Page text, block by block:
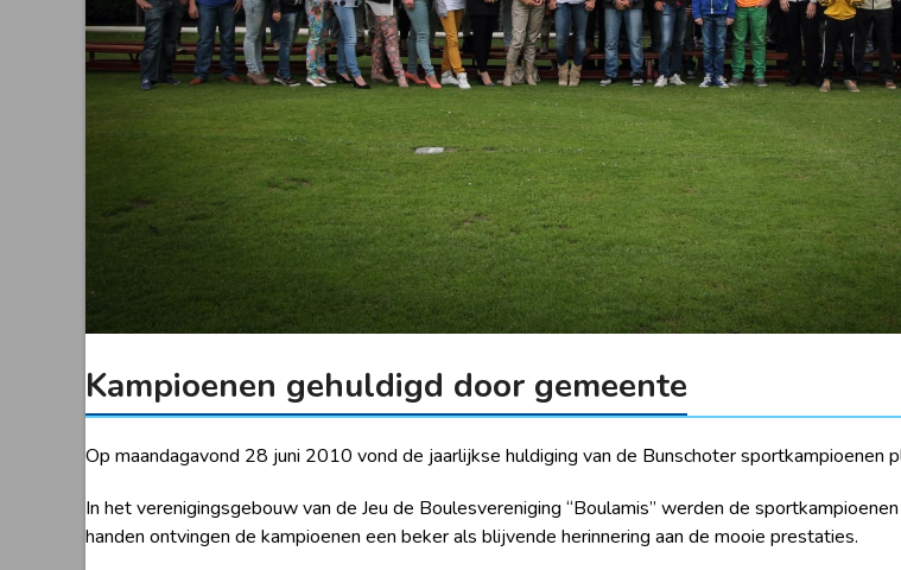
Kampioenen gehuldigd door gemeente
Op maandagavond 28 juni 2010 vond de jaarlijkse huldiging van de Bunschoter sportkampioenen
In het verenigingsgebouw van de Jeu de Boulesvereniging “Boulamis” werden de
handen ontvingen de kampioenen een beker als blijvende herinnering aan de mooie prestaties.